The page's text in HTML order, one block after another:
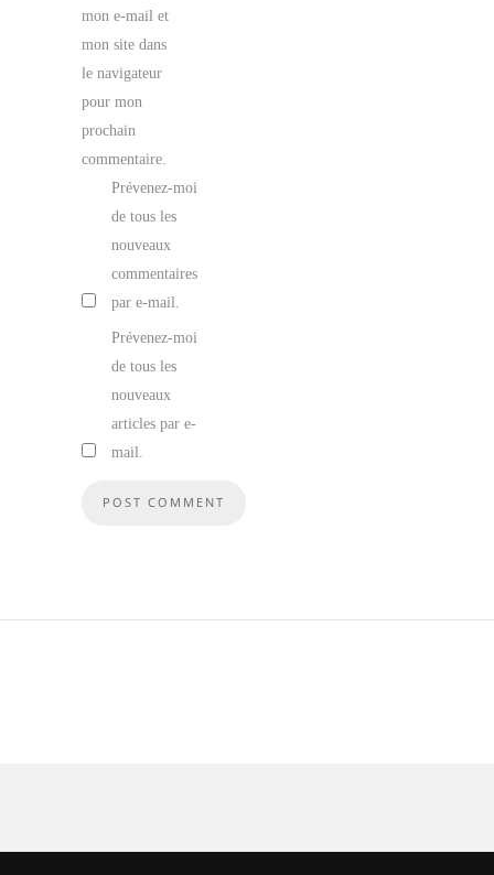
mon e-mail et
mon site dans
le navigateur
pour mon
prochain
commentaire.
Prévenez-moi
de tous les
nouveaux
commentaires
par e-mail.
Prévenez-moi
de tous les
nouveaux
articles par e-
mail.